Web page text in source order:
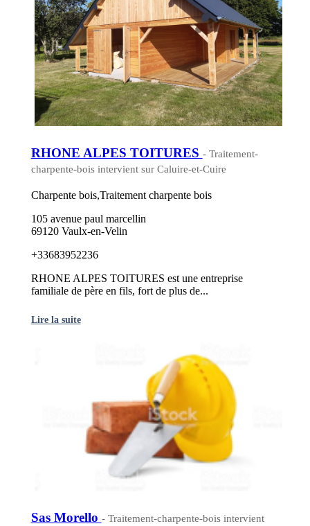
RHONE ALPES TOITURES - Traitement-
charpente-bois intervient sur Caluire-et-Cuire
Charpente bois,Traitement charpente bois
105 avenue paul marcellin
69120 Vaulx-en-Velin
+33683952236
RHONE ALPES TOITURES est une entreprise
familiale de père en fils, fort de plus de...
Lire la suite
Sas Morello - Traitement-charpente-bois intervient